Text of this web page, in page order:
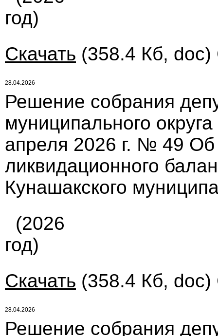
год)
Скачать (358.4 Кб, doc)
28.04.2026
Решение собрания
муниципального
апреля 2026 г. № 49
ликвидационного
Кунашакского
(2026
год)
Скачать (358.4 Кб, doc)
28.04.2026
Решение собрания